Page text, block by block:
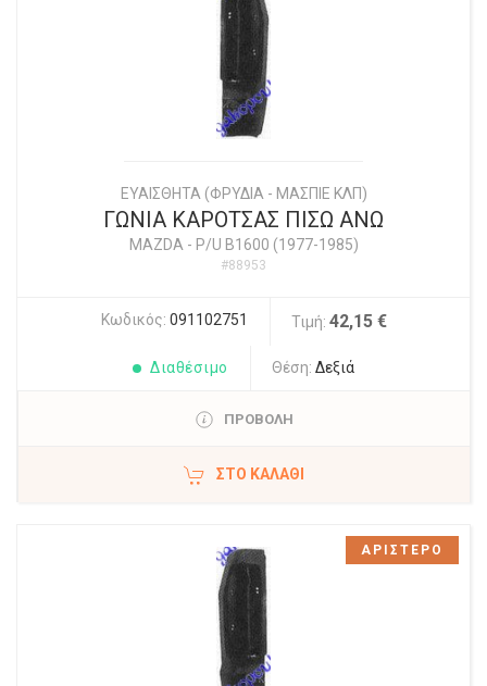
ΕΥΑΙΣΘΗΤΑ (ΦΡΥΔΙΑ - ΜΑΣΠΙΕ ΚΛΠ)
ΓΩΝΙΑ ΚΑΡΟΤΣΑΣ ΠΙΣΩ ΑΝΩ
MAZDA- P/U B1600 (1977-1985)
#88953
Κωδικός: 091102751 Τιμή: 42,15 €
Διαθέσιμο Θέση: Δεξιά
ΠΡΟΒΟΛΗ
ΣΤΟ ΚΑΛΆΘΙ
ΑΡΙΣΤΕΡΟ